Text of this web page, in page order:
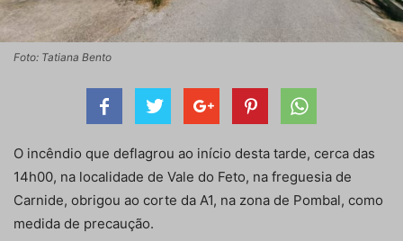
Foto: Tatiana Bento
O incêndio que deflagrou ao início desta tarde, cerca das
14h00, na localidade de Vale do Feto, na freguesia de
Carnide, obrigou ao corte da A1, na zona de Pombal, como
medida de precaução.